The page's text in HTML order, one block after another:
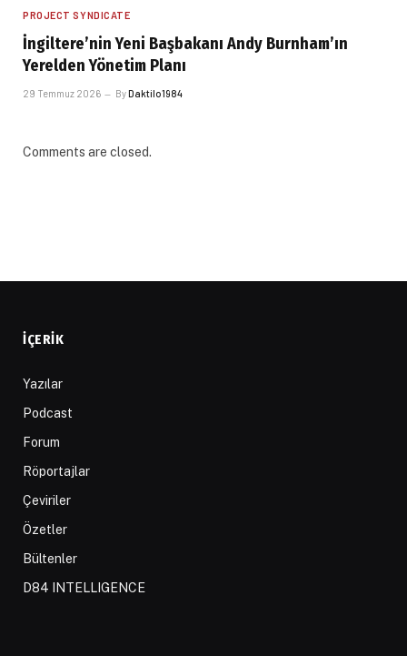
PROJECT SYNDICATE
İngiltere’nin Yeni Başbakanı Andy Burnham’ın
Yerelden Yönetim Planı
29 Temmuz 2026 ByDaktilo1984
Comments are closed.
İÇERIK
Yazılar
Podcast
Forum
Röportajlar
Çeviriler
Özetler
Bültenler
D84 INTELLIGENCE